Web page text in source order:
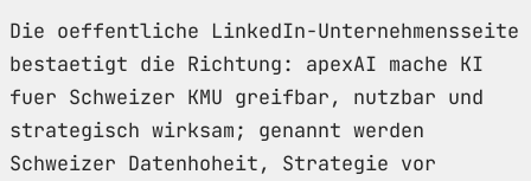
Die oeffentliche LinkedIn-Unternehmensseite
bestaetigt die Richtung: apexAI mache KI
fuer Schweizer KMU greifbar, nutzbar und
strategisch wirksam; genannt werden
Schweizer Datenhoheit, Strategie vor